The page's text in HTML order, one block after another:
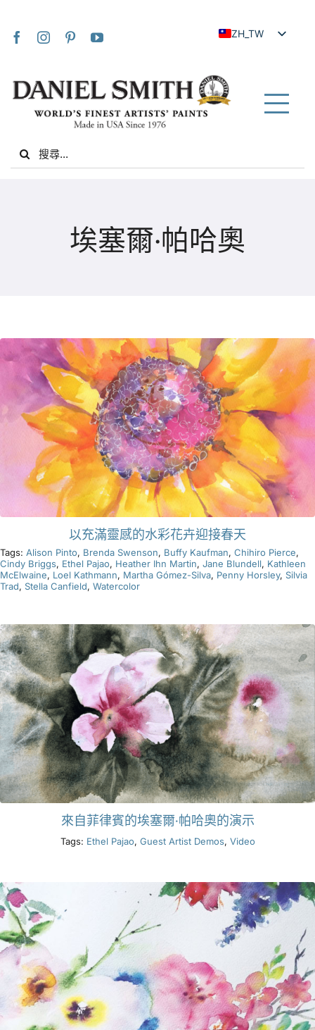
ZH_TW
FR
VI
產品
活動
部落格
資源
尋找零售商
聯絡我們
訂閱
Search
for:
埃塞爾·帕哈奧
以充滿靈感的水彩花卉迎接春天
Tags: Alison Pinto, Brenda Swenson, Buffy Kaufman, Chihiro Pierce,
Cindy Briggs, Ethel Pajao, Heather Ihn Martin, Jane Blundell, Kathleen
McElwaine, Loel Kathmann, Martha Gómez-Silva, Penny Horsley, Silvia
Trad, Stella Canfield, Watercolor
來自菲律賓的埃塞爾·帕哈奧的演示
Tags: Ethel Pajao, Guest Artist Demos, Video